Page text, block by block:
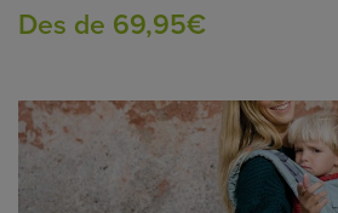
Des de 69,95€